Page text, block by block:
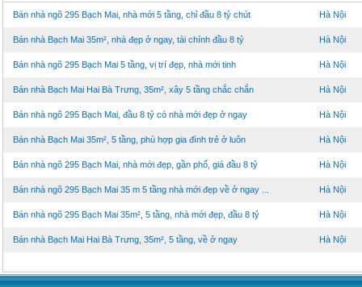
Bán nhà ngõ 295 Bạch Mai, nhà mới 5 tầng, chỉ đầu 8 tỷ chút Hà Nội
Bán nhà Bạch Mai 35m², nhà đẹp ở ngay, tài chính đầu 8 tỷ Hà Nội
Bán nhà ngõ 295 Bạch Mai 5 tầng, vị trí đẹp, nhà mới tinh Hà Nội
Bán nhà Bạch Mai Hai Bà Trưng, 35m², xây 5 tầng chắc chắn Hà Nội
Bán nhà ngõ 295 Bạch Mai, đầu 8 tỷ có nhà mới đẹp ở ngay Hà Nội
Bán nhà Bạch Mai 35m², 5 tầng, phù hợp gia đình trẻ ở luôn Hà Nội
Bán nhà ngõ 295 Bạch Mai, nhà mới đẹp, gần phố, giá đầu 8 tỷ Hà Nội
Bán nhà ngõ 295 Bạch Mai 35 m 5 tầng nhà mới đẹp về ở ngay ... Hà Nội
Bán nhà ngõ 295 Bạch Mai 35m², 5 tầng, nhà mới đẹp, đầu 8 tỷ Hà Nội
Bán nhà Bạch Mai Hai Bà Trưng, 35m², 5 tầng, về ở ngay Hà Nội